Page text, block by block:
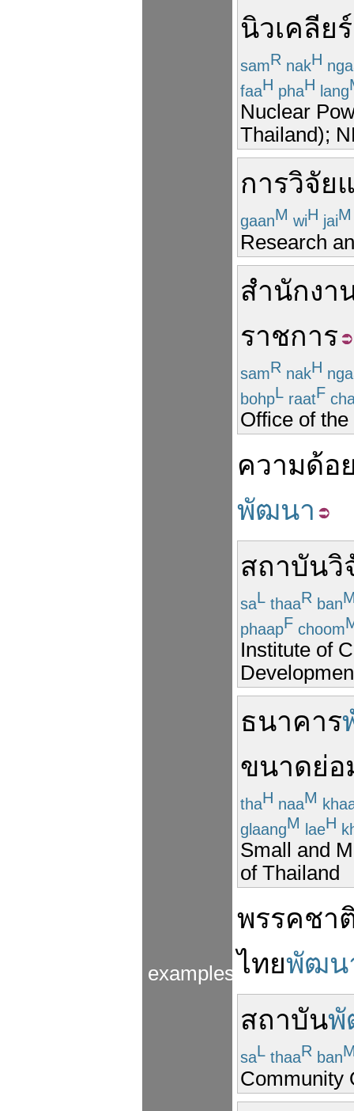
examples
นิวเคลียร์
samR nakH
faaH phaH lang
Nuclear
Thailand);
การวิจัย
gaanM wiH jaiM
Research
สำนักงา
ราชการ
samR nakH
bohpL raatF
Office of
ความด้อ
พัฒนา
สถาบันวิ
saL thaaR ban
phaapF choom
Institute of
ธนาคาร
ขนาดย่อ
thaH naaM
glaangM laeH
Small and
of Thailand
พรรคชา
ไทยพัฒน
สถาบันพั
saL thaaR ban
Community